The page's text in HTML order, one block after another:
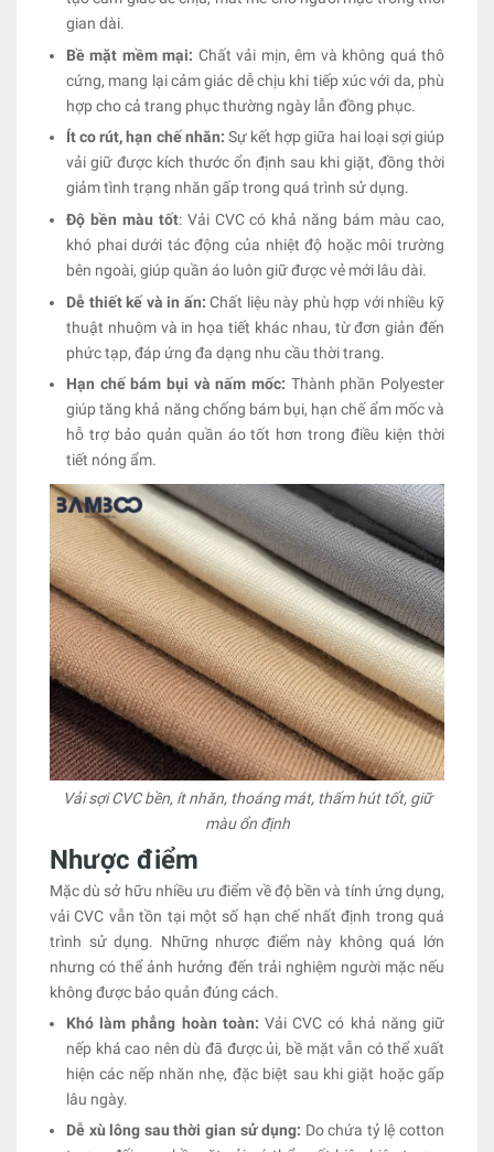
gian dài.
Bề mặt mềm mại: Chất vải mịn, êm và không quá thô
cứng, mang lại cảm giác dễ chịu khi tiếp xúc với da, phù
hợp cho cả trang phục thường ngày lẫn đồng phục.
Ít co rút, hạn chế nhăn: Sự kết hợp giữa hai loại sợi giúp
vải giữ được kích thước ổn định sau khi giặt, đồng thời
giảm tình trạng nhăn gấp trong quá trình sử dụng.
Độ bền màu tốt: Vải CVC có khả năng bám màu cao,
khó phai dưới tác động của nhiệt độ hoặc môi trường
bên ngoài, giúp quần áo luôn giữ được vẻ mới lâu dài.
Dễ thiết kế và in ấn:Chất liệu này phù hợp với nhiều kỹ
thuật nhuộm và in họa tiết khác nhau, từ đơn giản đến
phức tạp, đáp ứng đa dạng nhu cầu thời trang.
Hạn chế bám bụi và nấm mốc: Thành phần Polyester
giúp tăng khả năng chống bám bụi, hạn chế ẩm mốc và
hỗ trợ bảo quản quần áo tốt hơn trong điều kiện thời
tiết nóng ẩm.
Vải sợi CVC bền, ít nhăn, thoáng mát, thấm hút tốt, giữ
màu ổn định
Nhược điểm
Mặc dù sở hữu nhiều ưu điểm về độ bền và tính ứng dụng,
vải CVC vẫn tồn tại một số hạn chế nhất định trong quá
trình sử dụng. Những nhược điểm này không quá lớn
nhưng có thể ảnh hưởng đến trải nghiệm người mặc nếu
không được bảo quản đúng cách.
Khó làm phẳng hoàn toàn: Vải CVC có khả năng giữ
nếp khá cao nên dù đã được ủi, bề mặt vẫn có thể xuất
hiện các nếp nhăn nhẹ, đặc biệt sau khi giặt hoặc gấp
lâu ngày.
Dễ xù lông sau thời gian sử dụng: Do chứa tỷ lệ cotton